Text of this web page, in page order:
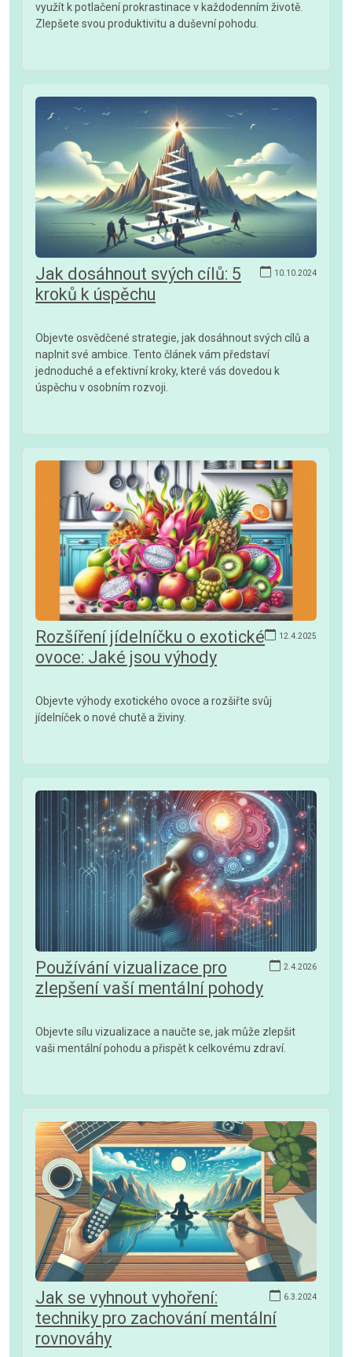
využít k potlačení prokrastinace v každodenním životě.
Zlepšete svou produktivitu a duševní pohodu.
10.10.2024
Jak dosáhnout svých cílů: 5
kroků k úspěchu
Objevte osvědčené strategie, jak dosáhnout svých cílů a
naplnit své ambice. Tento článek vám představí
jednoduché a efektivní kroky, které vás dovedou k
úspěchu v osobním rozvoji.
12.4.2025
Rozšíření jídelníčku o exotické
ovoce: Jaké jsou výhody
Objevte výhody exotického ovoce a rozšiřte svůj
jídelníček o nové chutě a živiny.
2.4.2026
Používání vizualizace pro
zlepšení vaší mentální pohody
Objevte sílu vizualizace a naučte se, jak může zlepšit
vaši mentální pohodu a přispět k celkovému zdraví.
6.3.2024
Jak se vyhnout vyhoření:
techniky pro zachování mentální
rovnováhy